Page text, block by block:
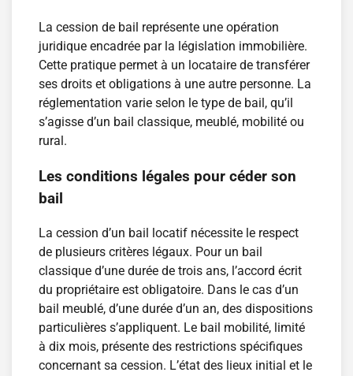
La cession de bail représente une opération
juridique encadrée par la législation immobilière.
Cette pratique permet à un locataire de transférer
ses droits et obligations à une autre personne. La
réglementation varie selon le type de bail, qu’il
s’agisse d’un bail classique, meublé, mobilité ou
rural.
Les conditions légales pour céder son
bail
La cession d’un bail locatif nécessite le respect
de plusieurs critères légaux. Pour un bail
classique d’une durée de trois ans, l’accord écrit
du propriétaire est obligatoire. Dans le cas d’un
bail meublé, d’une durée d’un an, des dispositions
particulières s’appliquent. Le bail mobilité, limité
à dix mois, présente des restrictions spécifiques
concernant sa cession. L’état des lieux initial et le